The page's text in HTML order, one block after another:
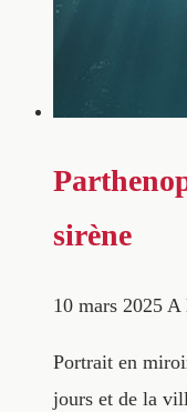
sirène
10 mars 2025 A
Portrait en
jours et de la